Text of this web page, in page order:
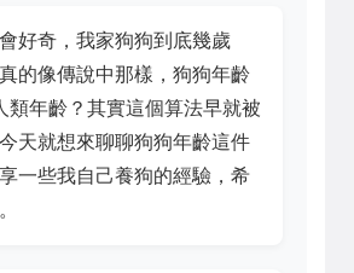
好奇，我家狗狗到底幾歲
的像傳說中那樣，狗狗年齡
類年齡？其實這個算法早就被
天就想來聊聊狗狗年齡這件
一些我自己養狗的經驗，希